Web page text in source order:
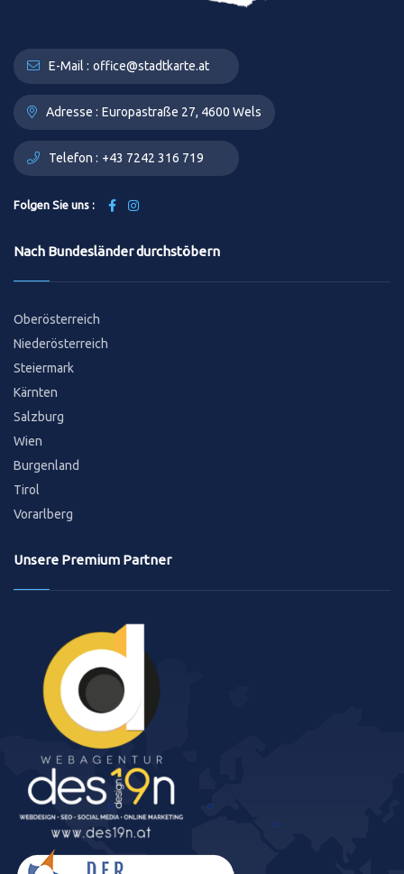
E-Mail : office@stadtkarte.at
Adresse : Europastraße 27, 4600 Wels
Telefon : +43 7242 316 719
Folgen Sie uns :
Nach Bundesländer durchstöbern
Oberösterreich
Niederösterreich
Steiermark
Kärnten
Salzburg
Wien
Burgenland
Tirol
Vorarlberg
Unsere Premium Partner